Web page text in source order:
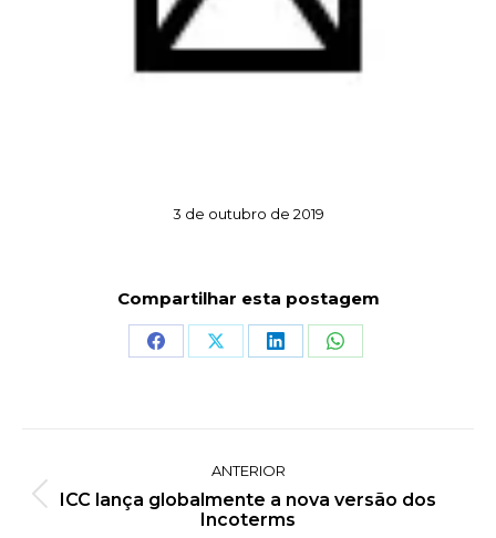
3 de outubro de 2019
Compartilhar esta postagem
Share Share Share Share
de
post:
ANTERIOR
Post
anterior:
ICC lança globalmente a nova versão dos
Incoterms